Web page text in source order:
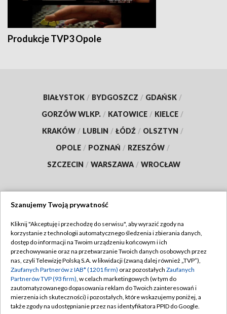
Produkcje TVP3 Opole
BIAŁYSTOK / BYDGOSZCZ / GDAŃSK /
GORZÓW WLKP. / KATOWICE / KIELCE /
KRAKÓW / LUBLIN / ŁÓDŹ / OLSZTYN /
OPOLE / POZNAŃ / RZESZÓW /
SZCZECIN / WARSZAWA / WROCŁAW
TVP
Abonament TVP
Emisja w TVP
Centrum informacji TVP
Naziemna Telewizja Cyfrowa
Regulamin TVP
Polityka prywatności
Moje zgody
Pomoc
Szanujemy Twoją prywatność
Kliknij "Akceptuję i przechodzę do serwisu", aby wyrazić zgody na
korzystanie z technologii automatycznego śledzenia i zbierania danych,
dostęp do informacji na Twoim urządzeniu końcowym i ich
przechowywanie oraz na przetwarzanie Twoich danych osobowych przez
nas, czyli Telewizję Polską S.A. w likwidacji (zwaną dalej również „TVP”),
Zaufanych Partnerów z IAB* (1201 firm) oraz pozostałych Zaufanych
Partnerów TVP (93 firm), w celach marketingowych (w tym do
zautomatyzowanego dopasowania reklam do Twoich zainteresowań i
mierzenia ich skuteczności) i pozostałych, które wskazujemy poniżej, a
także zgody na udostępnianie przez nas identyfikatora PPID do Google.